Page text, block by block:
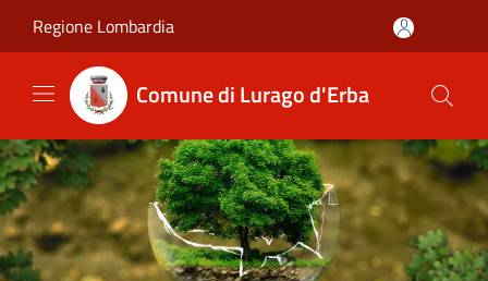
Regione Lombardia
Comune di Lurago d'Erba